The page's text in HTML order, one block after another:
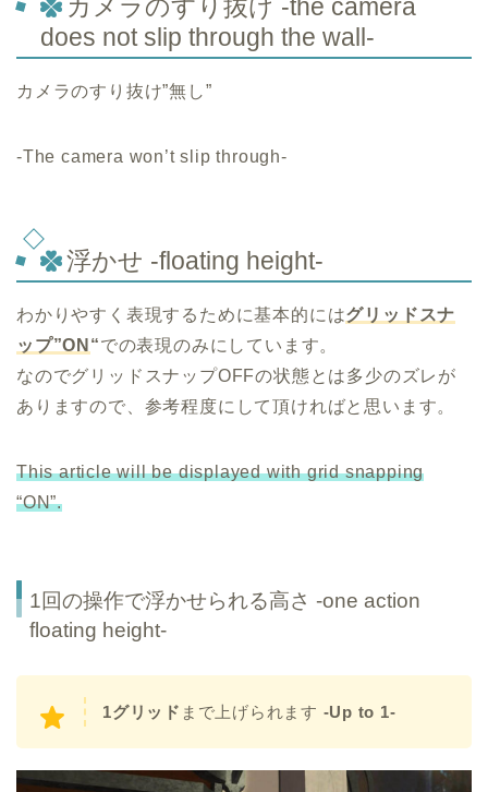
カメラのすり抜け -the camera
does not slip through the wall-
カメラのすり抜け”無し”
-The camera won’t slip through-
浮かせ -floating height-
わかりやすく表現するために基本的にはグリッドスナ
ップ”ON “での表現のみにしています。
なのでグリッドスナップOFFの状態とは多少のズレが
ありますので、参考程度にして頂ければと思います。
This article will be displayed with grid snapping
“ON”.
1回の操作で浮かせられる高さ -one action
floating height-
1グリッド まで上げられます -Up to 1-